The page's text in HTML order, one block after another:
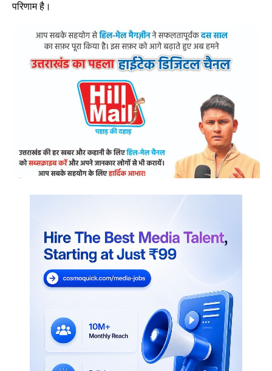
परिणाम है।